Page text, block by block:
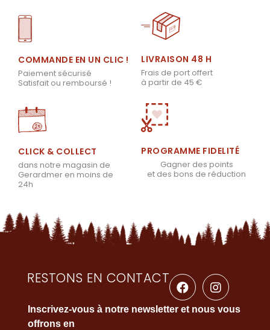
COMMANDE EN UN CLIC !
Paiement sécurisé
Satisfait ou remboursé !
LIVRAISON 48 H
Frais de port offert
à partir de 45 €
CLICK & COLLECT
dans notre magasin de
Gerardmer en moins de
24h
PROGRAMME FIDELITÉ
Gagner des points
et des bons de réduction
RESTONS EN CONTACT
Inscrivez-vous à notre newsletter et nous vous
offrons en